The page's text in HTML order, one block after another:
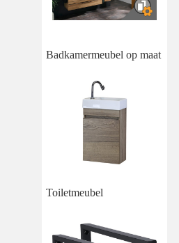
Badkamermeubel op maat
Toiletmeubel